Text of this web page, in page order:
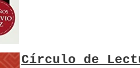
Círculo de